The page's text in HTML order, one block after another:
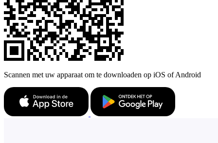
Scannen met uw apparaat om te downloaden op iOS of Android